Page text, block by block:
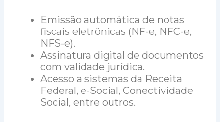
Emissão automática de notas
fiscais eletrônicas (NF-e, NFC-e,
NFS-e).
Assinatura digital de documentos
com validade jurídica.
Acesso a sistemas da Receita
Federal, e-Social, Conectividade
Social, entre outros.